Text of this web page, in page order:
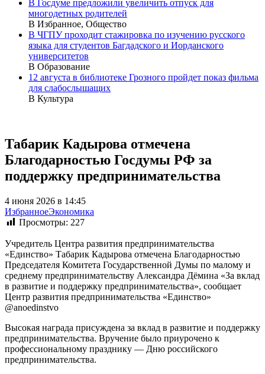
В Госдуме предложили увеличить отпуск для
многодетных родителей
В Избранное, Общество
В ЧГПУ проходит стажировка по изучению русского
языка для студентов Багдадского и Иорданского
университетов
В Образование
12 августа в библиотеке Грозного пройдет показ фильма
для слабослышащих
В Культура
Табарик Кадырова отмечена
Благодарностью Госдумы РФ за
поддержку предпринимательства
4 июня 2026 в 14:45
ИзбранноеЭкономика
Просмотры: 227
Учредитель Центра развития предпринимательства
«Единство» Табарик Кадырова отмечена Благодарностью
Председателя Комитета Государственной Думы по малому и
среднему предпринимательству Александра Дёмина «За вклад
в развитие и поддержку предпринимательства», сообщает
Центр развития предпринимательства «Единство»
@anoedinstvo
Высокая награда присуждена за вклад в развитие и поддержку
предпринимательства. Вручение было приурочено к
профессиональному празднику — Дню российского
предпринимательства.